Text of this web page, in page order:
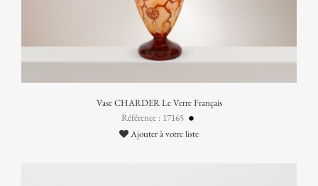
Vase CHARDER Le Verre Français
Référence : 17165
Ajouter à votre liste